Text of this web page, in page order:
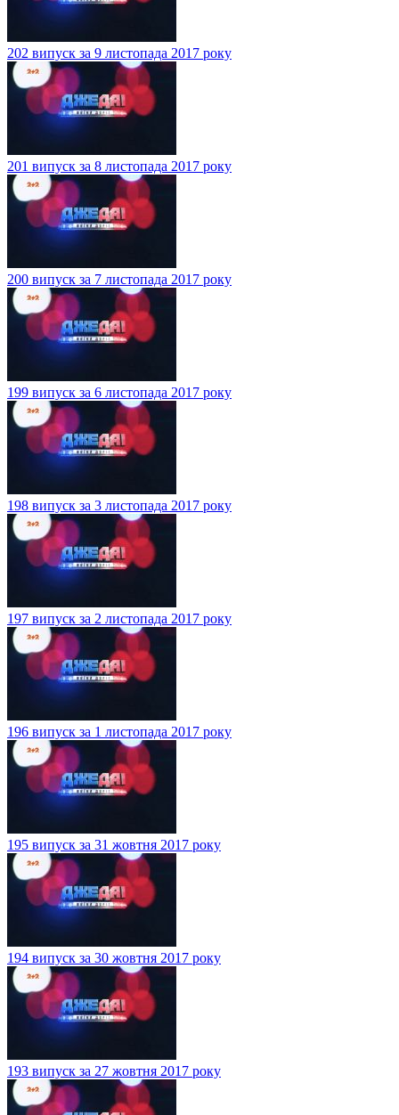
202 випуск за 9 листопада 2017 року
201 випуск за 8 листопада 2017 року
200 випуск за 7 листопада 2017 року
199 випуск за 6 листопада 2017 року
198 випуск за 3 листопада 2017 року
197 випуск за 2 листопада 2017 року
196 випуск за 1 листопада 2017 року
195 випуск за 31 жовтня 2017 року
194 випуск за 30 жовтня 2017 року
193 випуск за 27 жовтня 2017 року